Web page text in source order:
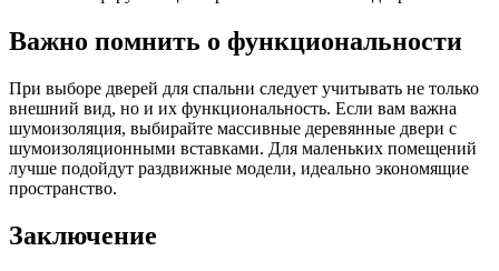
Важно помнить о функциональности
При выборе дверей для спальни следует учитывать не только
внешний вид, но и их функциональность. Если вам важна
шумоизоляция, выбирайте массивные деревянные двери с
шумоизоляционными вставками. Для маленьких помещений
лучше подойдут раздвижные модели, идеально экономящие
пространство.
Заключение